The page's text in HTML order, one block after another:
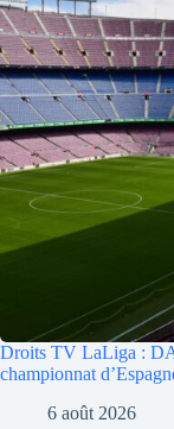
Droits TV LaLiga :
championnat
6 août 2026